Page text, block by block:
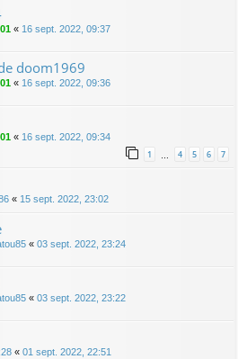
« 16 sept. 2022, 09:37
doom1969
« 16 sept. 2022, 09:36
« 16 sept. 2022, 09:34
1 … 4 5 6 7
« 15 sept. 2022, 23:02
« 03 sept. 2022, 23:24
« 03 sept. 2022, 23:22
« 01 sept. 2022, 22:51